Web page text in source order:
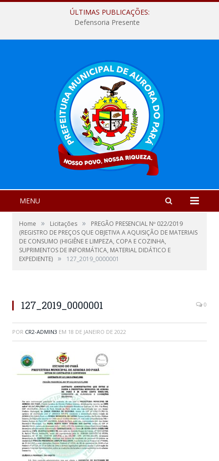
ÚLTIMAS PUBLICAÇÕES:
Defensoria Presente
MENU
Home » Licitações »
PREGÃO PRESENCIAL Nº 022/2019
(REGISTRO DE PREÇOS QUE OBJETIVA A AQUISIÇÃO DE MATERIAIS
DE CONSUMO (HIGIÊNE E LIMPEZA, COPA E COZINHA,
SUPRIMENTOS DE INFORMÁTICA, MATERIAL DIDÁTICO E
EXPEDIENTE) » 127_2019_0000001
127_2019_0000001 0
POR CR2-ADMIN3 EM 18 DE JANEIRO DE 2022